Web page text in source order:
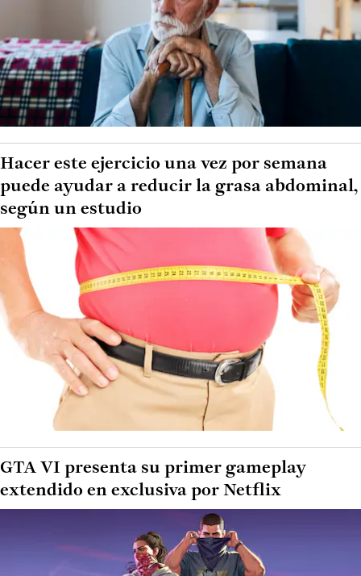
Hacer este ejercicio una vez por semana
puede ayudar a reducir la grasa abdominal,
según un estudio
GTA VI presenta su primer gameplay
extendido en exclusiva por Netflix